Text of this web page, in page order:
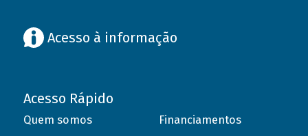
Acesso à informação
Acesso Rápido
Quem somos
Financiamentos